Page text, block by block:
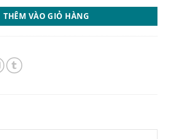
THÊM VÀO GIỎ HÀNG